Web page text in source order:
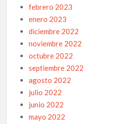
febrero 2023
enero 2023
diciembre 2022
noviembre 2022
octubre 2022
septiembre 2022
agosto 2022
julio 2022
junio 2022
mayo 2022